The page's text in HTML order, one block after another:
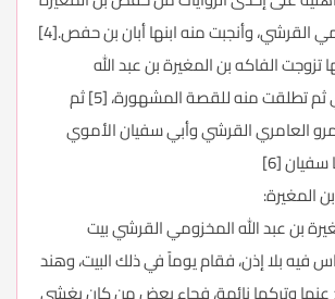
بن عبد الله المخزومي القرشي، وأنجبت منه ابنها أبان بن حفص.[4]
تزوجت الفاكه بن المغيرة بن عبد الله
المخزومي القرشي ثم تطلقت منه للقصة المشهورة، [5] ثم
العامري القرشي وأبي سفيان الأموي
[6]
المغيرة:
بن عبد الله المخزومي القرشي بيت
فيه بلا إذن، فقام يوماً في ذلك البيت، وهند